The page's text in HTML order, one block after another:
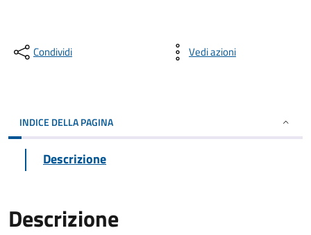
Condividi Vedi azioni
INDICE DELLA PAGINA
Descrizione
Descrizione